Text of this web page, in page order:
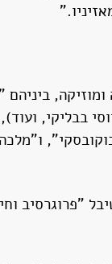
בתל אביב בשנים 2006–2009 והפקתי
בבליקי,
מוזיקה. בחורף 2009 פסטיבל "אולטרה סאונד" למוזיקה